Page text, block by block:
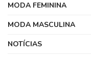
MODA FEMININA
MODA MASCULINA
NOTÍCIAS